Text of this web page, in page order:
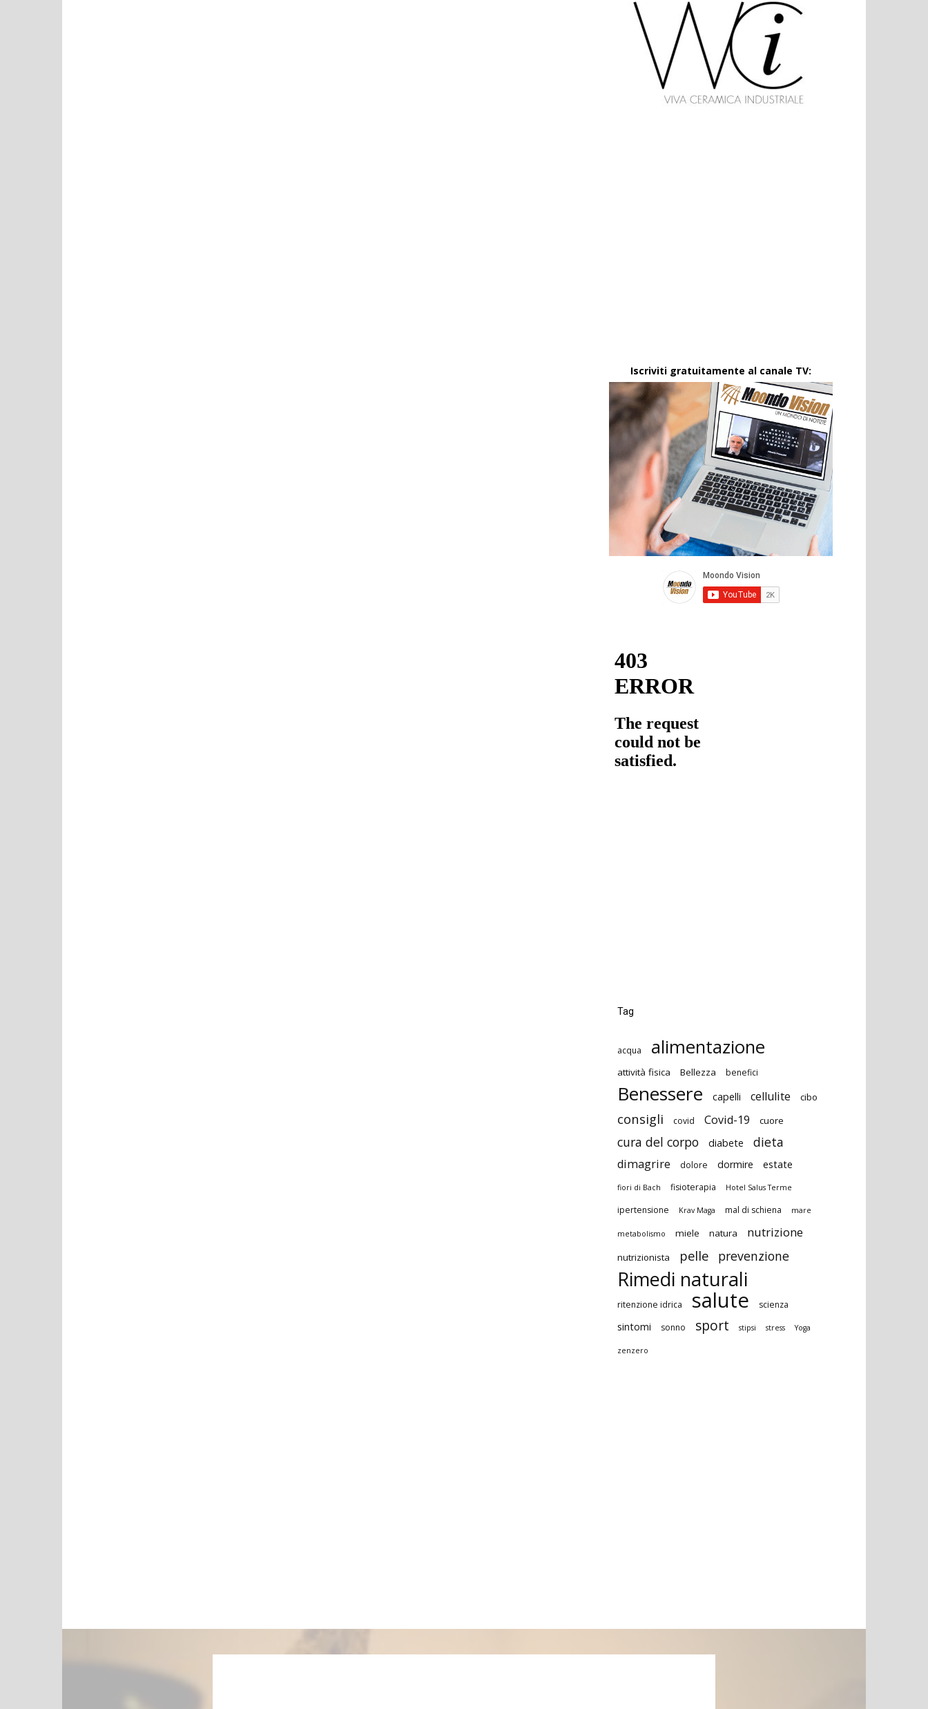
Iscriviti gratuitamente al canale TV:
Tag
acqua alimentazione
attività fisica Bellezza benefici
Benessere capelli cellulite cibo
consigli covid Covid-19 cuore
cura del corpo diabete dieta
dimagrire dolore dormire estate
fiori di Bach fisioterapia Hotel Salus Terme
ipertensione Krav Maga mal di schiena mare
metabolismo miele natura nutrizione
nutrizionista pelle prevenzione
Rimedi naturali
ritenzione idrica salute scienza
sintomi sonno sport stipsi stress Yoga
zenzero